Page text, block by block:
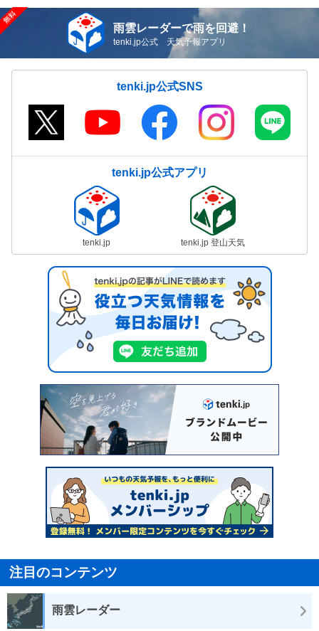
雨雲レーダーで雨を回避！
tenki.jp公式 天気予報アプリ
tenki.jp公式SNS
tenki.jp公式アプリ
tenki.jp tenki.jp 登山天気
注目のコンテンツ
雨雲レーダー